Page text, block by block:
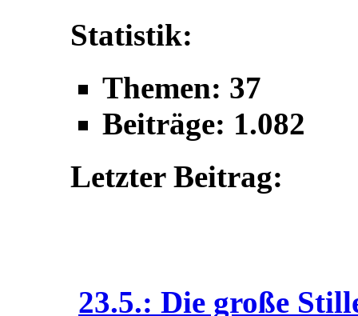
Statistik:
Themen: 37
Beiträge: 1.082
Letzter Beitrag:
23.5.: Die große